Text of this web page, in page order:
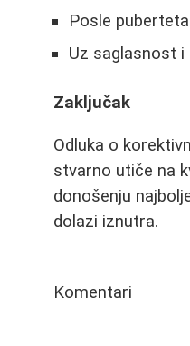
Posle
Uz saglasnost
Zaključak
Odluka o
stvarno utiče na
donošenju
dolazi iznutra.
Komentari